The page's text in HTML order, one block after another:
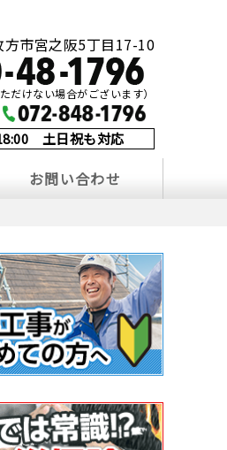
市宮之阪5丁目17-10
だけない場合がございます）
土日祝も対応
お問い合わせ